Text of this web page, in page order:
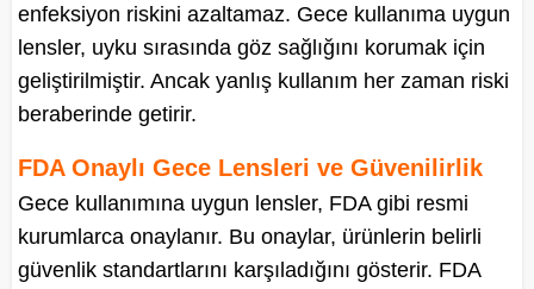
enfeksiyon riskini azaltamaz. Gece kullanıma uygun
lensler, uyku sırasında göz sağlığını korumak için
geliştirilmiştir. Ancak yanlış kullanım her zaman riski
beraberinde getirir.
FDA Onaylı Gece Lensleri ve Güvenilirlik
Gece kullanımına uygun lensler, FDA gibi resmi
kurumlarca onaylanır. Bu onaylar, ürünlerin belirli
güvenlik standartlarını karşıladığını gösterir. FDA